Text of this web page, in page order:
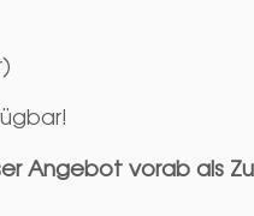
Angebot vorab als